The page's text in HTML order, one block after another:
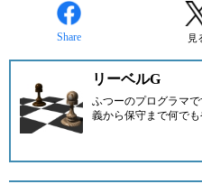
Share 見
リーベルG
ふつーのプログラマ
義から保守まで何で